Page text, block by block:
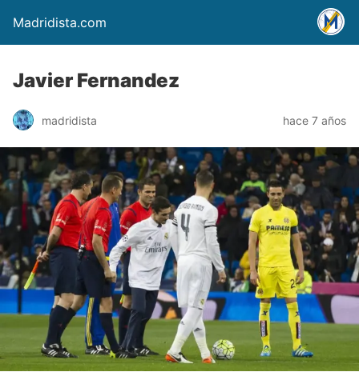
Madridista.com
Javier Fernandez
madridista hace 7 años